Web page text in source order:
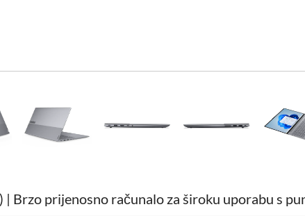
Brzo prijenosno računalo za široku uporabu s